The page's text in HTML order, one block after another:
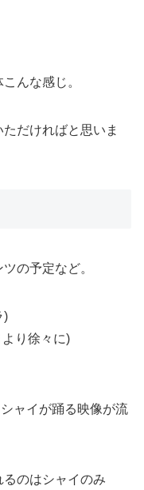
んな感じ。
だければと思いま
の予定など。
)
より徐々に)
ャイが踊る映像が流
るのはシャイのみ